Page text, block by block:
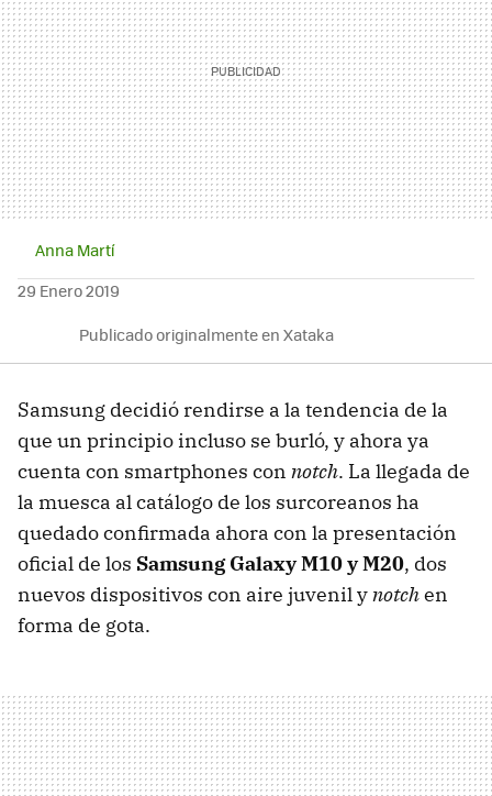
Anna Martí
29 Enero 2019
Publicado originalmente en Xataka
Samsung decidió rendirse a la tendencia de la
que un principio incluso se burló, y ahora ya
cuenta con smartphones con notch. La llegada de
la muesca al catálogo de los surcoreanos ha
quedado confirmada ahora con la presentación
oficial de los Samsung Galaxy M10 y M20, dos
nuevos dispositivos con aire juvenil ynotchen
forma de gota.